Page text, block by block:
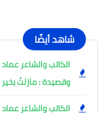
شاهد أيضًا
الكاتب والشاعر
وقصيدة : مازلتُ بخير
الكاتب والشاعر